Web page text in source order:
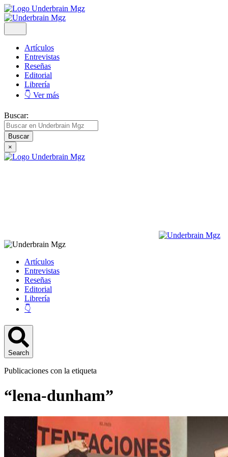
Artículos
Entrevistas
Reseñas
Editorial
Librería
👇 Ver más
Buscar:
×
Artículos
Entrevistas
Reseñas
Editorial
Librería
👇
Search
Publicaciones con la etiqueta
“lena-dunham”